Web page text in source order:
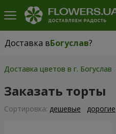
Доставка вБогуслав?
Доставка вБогуслав|
Доставка цветов в г. Богуслав
Заказать торты
Cортировка: дешевые дорогие